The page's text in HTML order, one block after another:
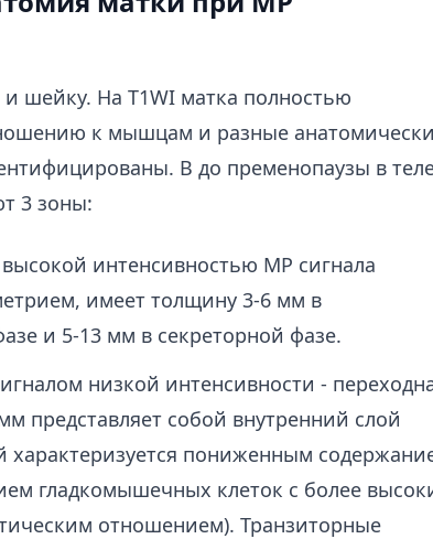
шейку. На T1WI матка полностью
к мышцам и разные
В до пременопаузы в
3 зоны:
интенсивностью МР сигнала
имеет толщину 3-6 мм в
и 5-13 мм в секреторной фазе.
низкой интенсивности -
представляет собой внутренний слой
пониженным
гладкомышечных клеток с более
отношением). Транзиторные